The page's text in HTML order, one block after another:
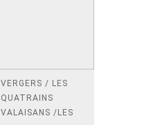
VERGERS / LES
QUATRAINS
VALAISANS /LES